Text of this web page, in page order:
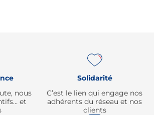
nous
et
Solidarité
C’est le lien qui engage nos
adhérents du réseau et nos
clients